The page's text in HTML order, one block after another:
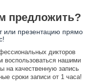
предложить?
или презентацию прямо
дикторов
воспользоваться нашими
на качественную запись
сроки записи от 1 часа!